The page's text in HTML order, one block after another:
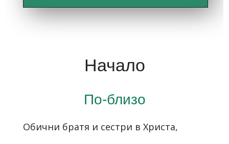
Начало
По-близо
Обични братя и сестри в Христа,